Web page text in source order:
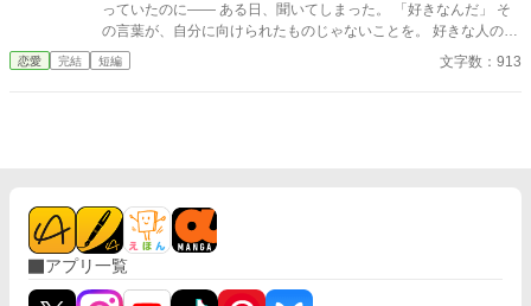
っていたのに―― ある日、聞いてしまった。 「好きなんだ」 そ
の言葉が、自分に向けられたものじゃないことを。 好きな人の好
きな人が、自分じゃない。 苦しくて、切なくて、それでも離れら
れない。 これは、隣の席から始まった小さな恋の物語。
恋愛 完結 短編 文字数：913
アプリ一覧